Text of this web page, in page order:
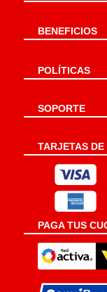
BENEFICIOS
POLÍTICAS
SOPORTE
TARJETAS DE
PAGA TUS